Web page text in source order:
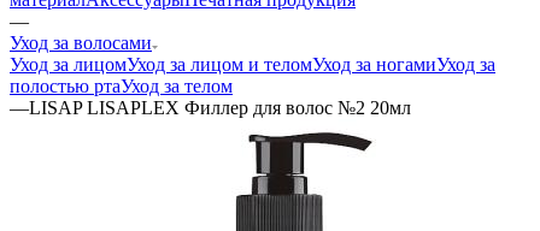
—
Уход за волосами
Уход за лицомУход за лицом и теломУход за ногамиУход за
полостью ртаУход за телом
—LISAP LISAPLEX Филлер для волос №2 20мл